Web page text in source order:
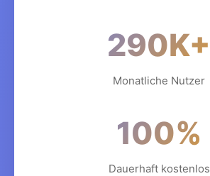
290K+
Monatliche Nutzer
100%
Dauerhaft kostenlos